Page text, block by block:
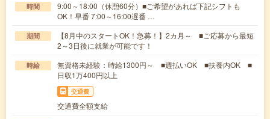
時間
9:00～18:00（休憩60分）■ご希望があれば下記シフトも
OK！早番 7:00～16:00遅番 …
期間
【8月中のスタートOK！急募！】2カ月～ ■ご応募から最短
2～3日後に就業が可能です！
時給
無資格未経験：時給1300円～ ■週払いOK ■扶養内OK ■
日収1万400円以上
交通費
交通費全額支給